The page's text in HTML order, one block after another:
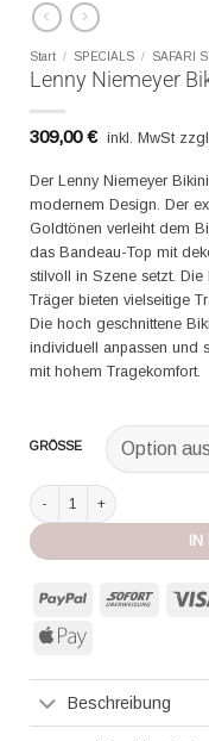
Start / SPECIALS / SAFARI
Lenny Niemeyer
309,00€ inkl. MwSt
Der Lenny Niemeyer
modernem Design. Der
Goldtönen verleiht dem
das Bandeau-Top mit
stilvoll in Szene setzt. Die
Träger bieten vielseitige
Die hoch geschnittene
individuell anpassen und
mit hohem Tragekomfort.
GRÖSSE
Lenny Niemeyer Bikini
PayPal Sofort
Apple
Beschreibung